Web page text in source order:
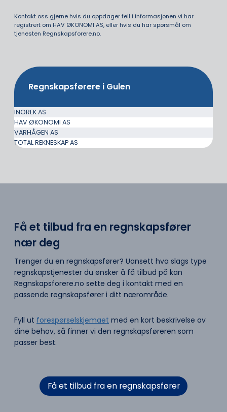
Kontakt oss gjerne hvis du oppdager feil i informasjonen vi har
registrert om HAV ØKONOMI AS, eller hvis du har spørsmål om
tjenesten Regnskapsforere.no.
Regnskapsførere i Gulen
INOREK AS
HAV ØKONOMI AS
VARHÅGEN AS
TOTAL REKNESKAP AS
Få et tilbud fra en regnskapsfører
nær deg
Trenger du en regnskapsfører? Uansett hva slags type
regnskapstjenester du ønsker å få tilbud på kan
Regnskapsforere.no sette deg i kontakt med en
passende regnskapsfører i ditt nærområde.
Fyll ut forespørselskjemaet med en kort beskrivelse av
dine behov, så finner vi den regnskapsføreren som
passer best.
Få et tilbud fra en regnskapsfører